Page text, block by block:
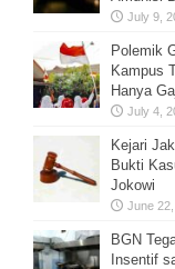
July 9,
Polemik
Kampus
Hanya
July 4,
Kejari
Bukti
Jokowi
June
BGN
Insentif